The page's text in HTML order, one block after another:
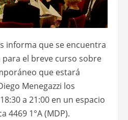
informa que se encuentra
el breve curso sobre
que estará
Menegazzi los
a 21:00 en un espacio
4469 1°A (MDP).